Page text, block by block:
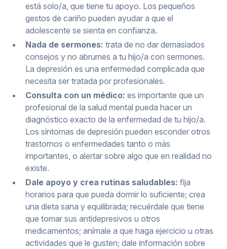
está solo/a, que tiene tu apoyo. Los pequeños
gestos de cariño pueden ayudar a que el
adolescente se sienta en confianza.
Nada de sermones: trata de no dar demasiados
consejos y no abrumes a tu hijo/a con sermones.
La depresión es una enfermedad complicada que
necesita ser tratada por profesionales.
Consulta con un médico: es importante que un
profesional de la salud mental pueda hacer un
diagnóstico exacto de la enfermedad de tu hijo/a.
Los síntomas de depresión pueden esconder otros
trastornos o enfermedades tanto o más
importantes, o alertar sobre algo que en realidad no
existe.
Dale apoyo y crea rutinas saludables: fija
horarios para que pueda dormir lo suficiente; crea
una dieta sana y equilibrada; recuérdale que tiene
que tomar sus antidepresivos u otros
medicamentos; anímale a que haga ejercicio u otras
actividades que le gusten; dale información sobre